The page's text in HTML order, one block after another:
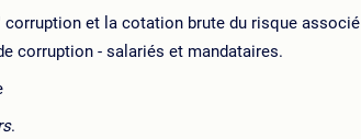
corruption et la cotation brute du risque associé
corruption - salariés et mandataires.
.